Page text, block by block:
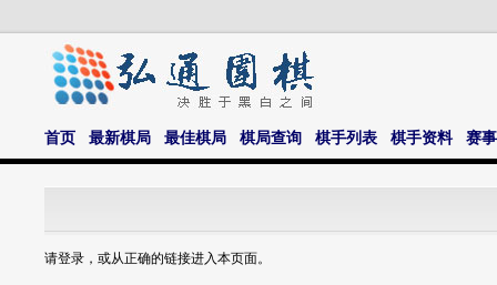
首页 最新棋局 最佳棋局 棋局查询 棋手列表 棋手资料 赛
请登录，或从正确的链接进入本页面。